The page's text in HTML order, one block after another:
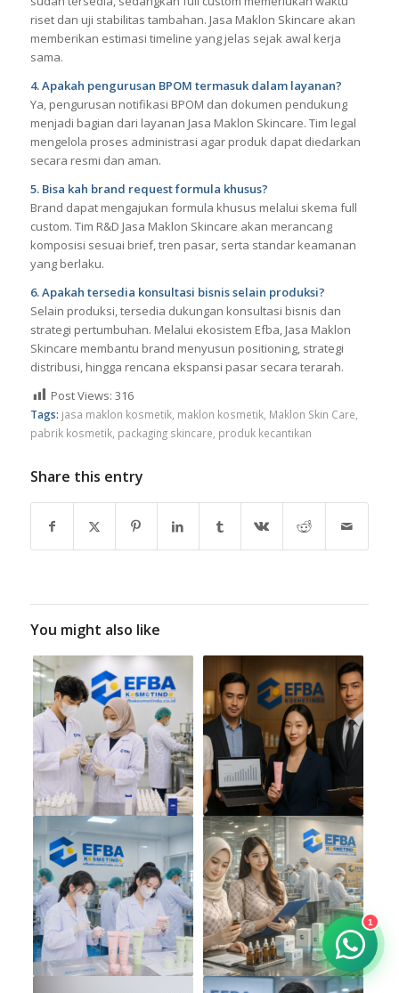
riset dan uji stabilitas tambahan. Jasa Maklon Skincare akan
memberikan estimasi timeline yang jelas sejak awal kerja
sama.
4. Apakah pengurusan BPOM termasuk dalam layanan?
Ya, pengurusan notifikasi BPOM dan dokumen pendukung
menjadi bagian dari layanan Jasa Maklon Skincare. Tim legal
mengelola proses administrasi agar produk dapat diedarkan
secara resmi dan aman.
5. Bisa kah brand request formula khusus?
Brand dapat mengajukan formula khusus melalui skema full
custom. Tim R&D Jasa Maklon Skincare akan merancang
komposisi sesuai brief, tren pasar, serta standar keamanan
yang berlaku.
6. Apakah tersedia konsultasi bisnis selain produksi?
Selain produksi, tersedia dukungan konsultasi bisnis dan
strategi pertumbuhan. Melalui ekosistem Efba, Jasa Maklon
Skincare membantu brand menyusun positioning, strategi
distribusi, hingga rencana ekspansi pasar secara terarah.
Post Views: 316
Tags: jasa maklon kosmetik, maklon kosmetik, Maklon Skin Care,
pabrik kosmetik, packaging skincare, produk kecantikan
Share this entry
You might also like
1